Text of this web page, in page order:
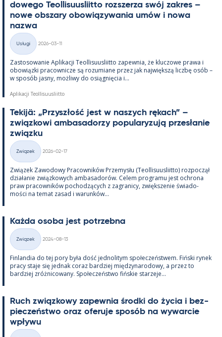
dowego Teol­li­suus­liitto rozszerza swój za­kres –
nowe obszary obowiązywa­nia umów i nowa
nazwa
Kategorie
Usługi
2026-03-11
Zas­to­sowa­nie Apli­kacji Teol­li­suus­liitto za­pew­nia, że kluczowe prawa i
obowiązki pracow­nicze są rozu­miane przez jak największą liczbę osób –
w sposób jasny, moż­liwy do osiąg­nięcia i...
Aplikacji Teollisuusliitto
Te­kijä: „Przyszłość jest w naszych rę­kach” –
związ­kowi am­ba­sa­dorzy po­pu­la­ryzują przesła­nie
związku
Kategorie
Związek
2026-02-17
Związek Zawo­dowy Pracow­ników Prze­mysłu (Teol­li­suus­liitto) roz­począł
działa­nie związ­kowych am­ba­sa­dorów. Ce­lem pro­gramu jest ochrona
praw pracow­ników poc­hodzących z za­gra­nicy, zwiększe­nie świa­do­
mości na te­mat za­sad i wa­runków...
Każda osoba jest potrzebna
Kategorie
Związek
2024-08-13
Fin­lan­dia do tej pory była dość jed­no­li­tym społeczeństwem. Fiński ry­nek
pracy staje się jed­nak co­raz bardziej między­na­ro­dowy, a przez to
bardziej zróż­nicowany. Społeczeństwo fińs­kie starzeje...
Ruch związ­kowy za­pew­nia środki do życia i bez­
pieczeństwo oraz ofe­ruje sposób na wywarcie
wpływu